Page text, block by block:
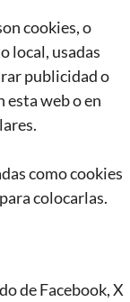
cookies, o
local, usadas
publicidad o
esta web o en
como cookies
colocarlas.
de Facebook, X